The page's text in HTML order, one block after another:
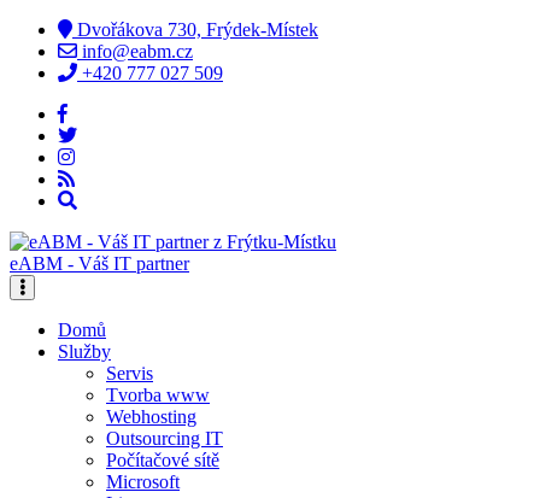
Dvořákova 730, Frýdek-Místek
info@eabm.cz
+420 777 027 509
eABM - Váš IT partner
Domů
Služby
Servis
Tvorba www
Webhosting
Outsourcing IT
Počítačové sítě
Microsoft